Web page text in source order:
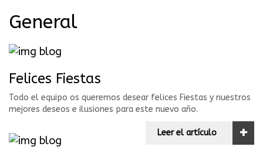
General
Felices Fiestas
Todo el equipo os queremos desear felices Fiestas y nuestros
mejores deseos e ilusiones para este nuevo año.
Leer el artículo +